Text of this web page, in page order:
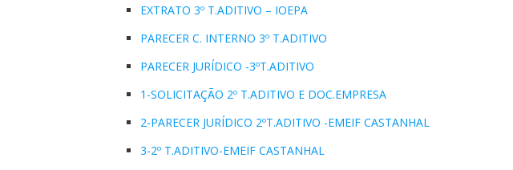
EXTRATO 3º T.ADITIVO – IOEPA
PARECER C. INTERNO 3º T.ADITIVO
PARECER JURÍDICO -3ºT.ADITIVO
1-SOLICITAÇÃO 2º T.ADITIVO E DOC.EMPRESA
2-PARECER JURÍDICO 2ºT.ADITIVO -EMEIF CASTANHAL
3-2º T.ADITIVO-EMEIF CASTANHAL